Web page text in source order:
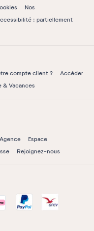
Nos
: partiellement
compte client ?
Accéder
& Vacances
Agence
Espace
Rejoignez-nous